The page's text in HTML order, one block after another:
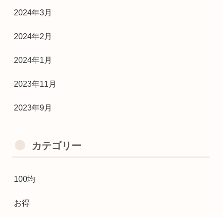
2024年3月
2024年2月
2024年1月
2023年11月
2023年9月
カテゴリー
100均
お得